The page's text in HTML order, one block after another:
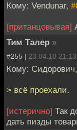
Кому: Vendunar,
[пританцовывая]
Тим Талер »
#255 | 23.04.10 21:13
Кому: Сидорович,
> всё проехали.
[истерично] Так
дать пизды